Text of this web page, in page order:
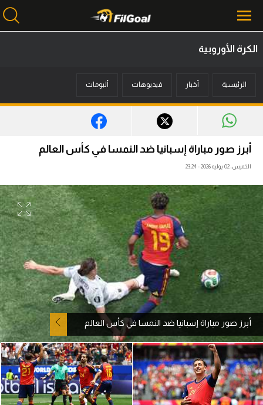
أخبار
ميركاتو
فانتازي في الجول
مسابقة التوقعات
فيديوهات
آراء حرة
ركن الألعاب
بطولات
أمريكا 2026
الدوري المصري
الكرة الأوروبية
الرئيسية أخبار فيديوهات ألبومات
أبرز صور مباراة إسبانيا ضد النمسا في كأس العالم
الخميس، 02 يوليه 2026 - 23:24
أبرز صور مباراة إسبانيا ضد النمسا في كأس العالم